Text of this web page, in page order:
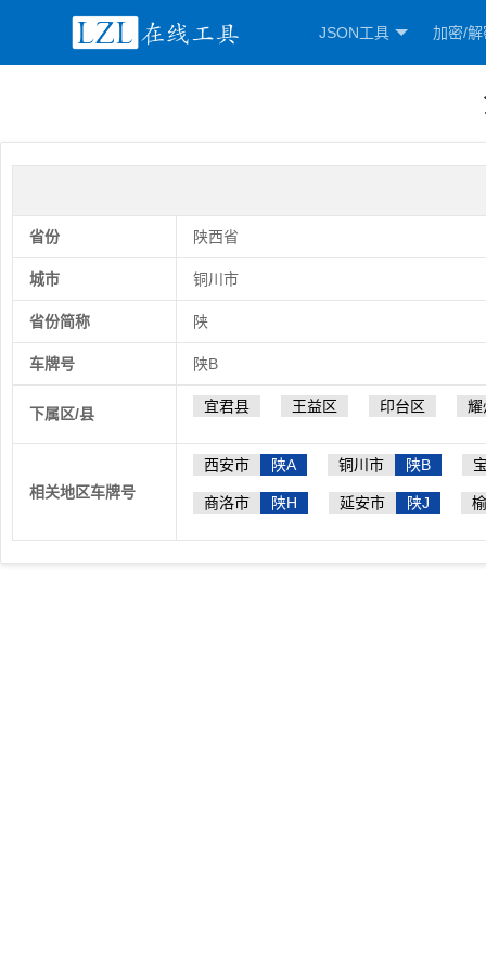
JSON工具 加密/解
省份 陕西省
城市 铜川市
省份简称 陕
车牌号 陕B
下属区/县 宜君县 王益区 印台区 耀
相关地区车牌号
西安市 陕A 铜川市 陕B
商洛市 陕H 延安市 陕J